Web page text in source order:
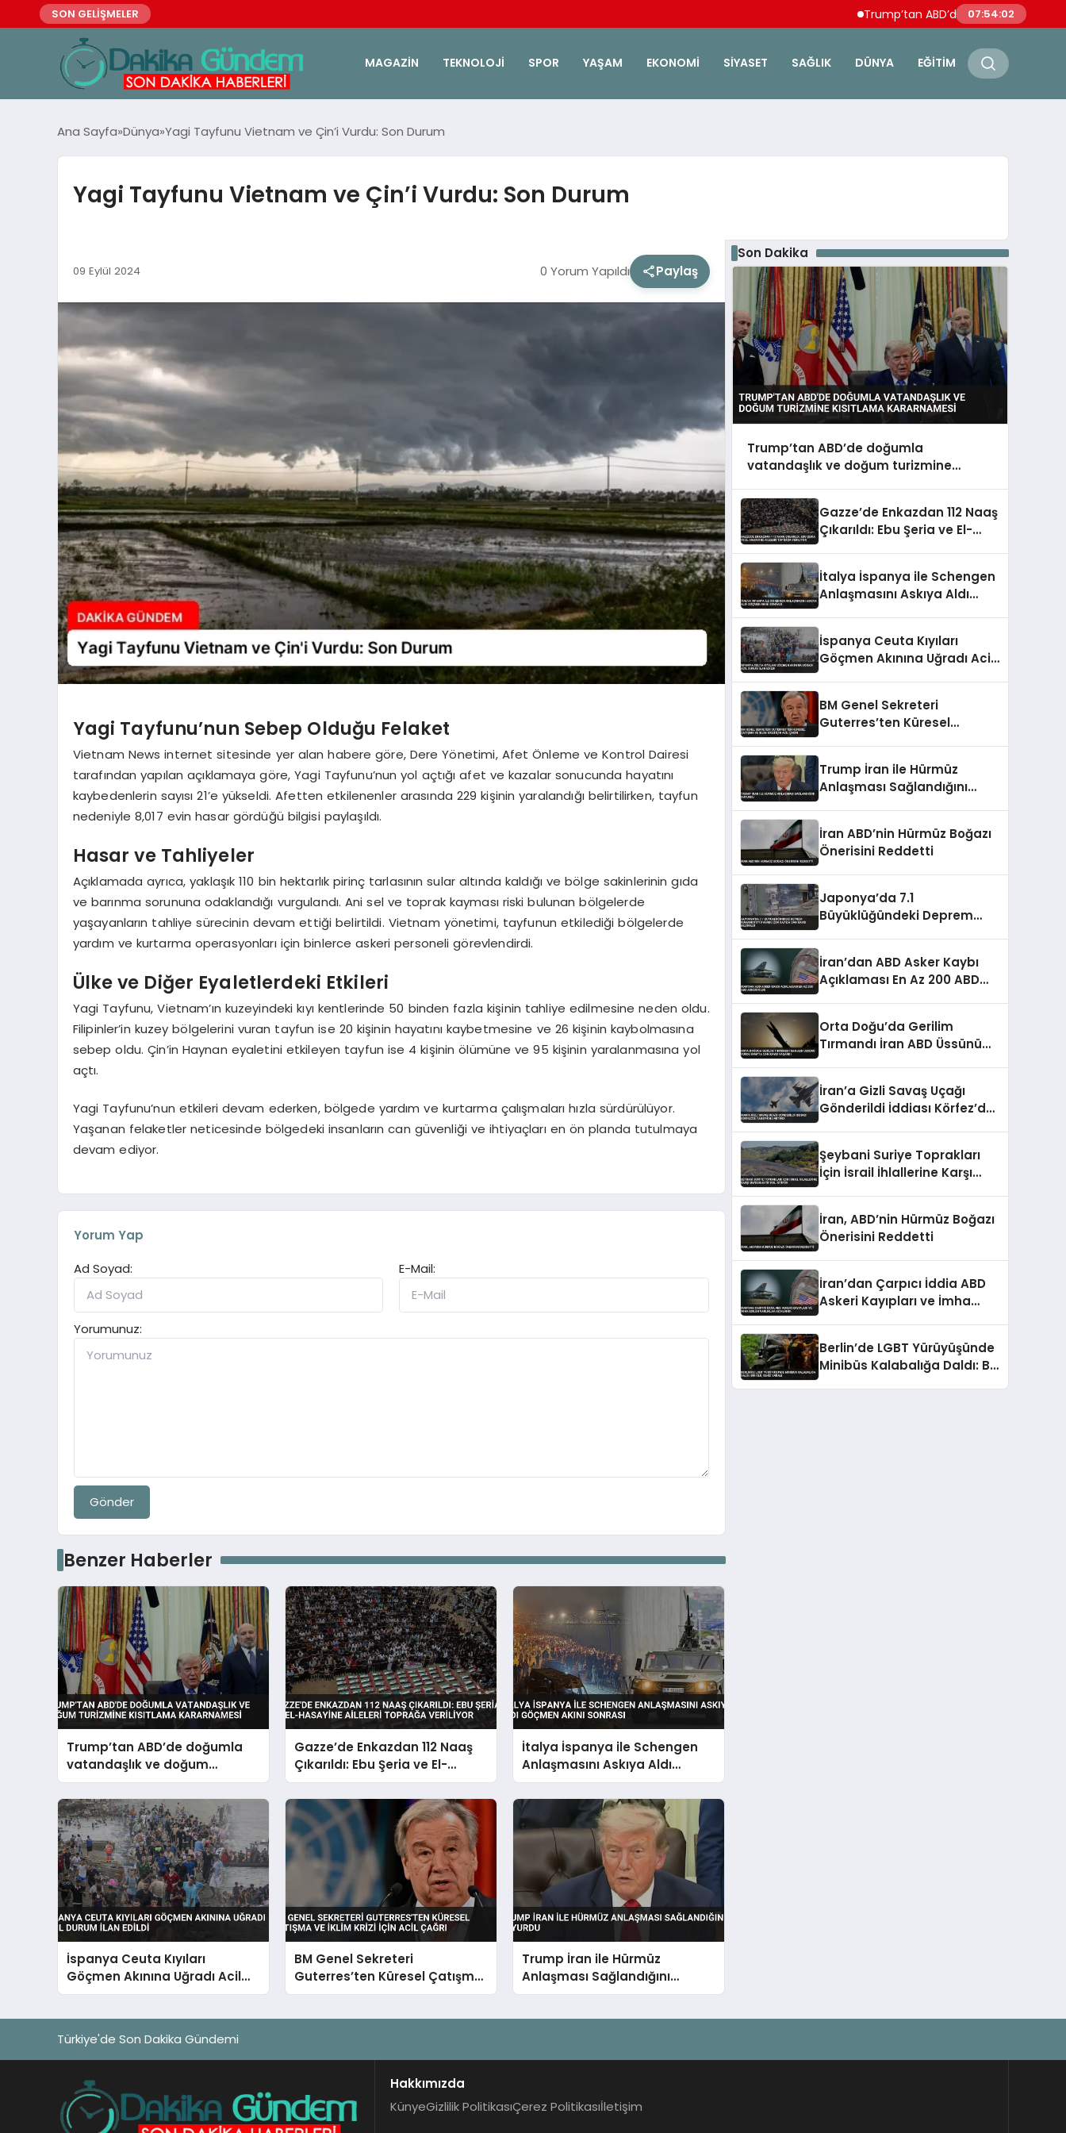
SON GELİŞMELER Trump’tan ABD’de doğumla vatandaşlık
07:54:03
MAGAZIN TEKNOLOJI SPOR YAŞAM EKONOMI SIYASET SAĞLIK DÜNYA EĞITIM
Ana Sayfa Dünya Yagi Tayfunu Vietnam ve Çin’i Vurdu: Son Durum
Yagi Tayfunu Vietnam ve Çin’i Vurdu: Son Durum
09 Eylül 2024 0 Yorum Yapıldı Paylaş
Yagi Tayfunu’nun Sebep Olduğu Felaket
Vietnam News internet sitesinde yer alan habere göre, Dere Yönetimi, Afet Önleme ve Kontrol Dairesi
tarafından yapılan açıklamaya göre, Yagi Tayfunu’nun yol açtığı afet ve kazalar sonucunda hayatını
kaybedenlerin sayısı 21’e yükseldi. Afetten etkilenenler arasında 229 kişinin yaralandığı belirtilirken, tayfun
nedeniyle 8,017 evin hasar gördüğü bilgisi paylaşıldı.
Hasar ve Tahliyeler
Açıklamada ayrıca, yaklaşık 110 bin hektarlık pirinç tarlasının sular altında kaldığı ve bölge sakinlerinin gıda
ve barınma sorununa odaklandığı vurgulandı. Ani sel ve toprak kayması riski bulunan bölgelerde
yaşayanların tahliye sürecinin devam ettiği belirtildi. Vietnam yönetimi, tayfunun etkilediği bölgelerde
yardım ve kurtarma operasyonları için binlerce askeri personeli görevlendirdi.
Ülke ve Diğer Eyaletlerdeki Etkileri
Yagi Tayfunu, Vietnam’ın kuzeyindeki kıyı kentlerinde 50 binden fazla kişinin tahliye edilmesine neden oldu.
Filipinler’in kuzey bölgelerini vuran tayfun ise 20 kişinin hayatını kaybetmesine ve 26 kişinin kaybolmasına
sebep oldu. Çin’in Haynan eyaletini etkileyen tayfun ise 4 kişinin ölümüne ve 95 kişinin yaralanmasına yol
açtı.
Yagi Tayfunu’nun etkileri devam ederken, bölgede yardım ve kurtarma çalışmaları hızla sürdürülüyor.
Yaşanan felaketler neticesinde bölgedeki insanların can güvenliği ve ihtiyaçları en ön planda tutulmaya
devam ediyor.
Yorum Yap
Ad Soyad:
E-Mail:
Yorumunuz:
Gönder
Benzer Haberler
Trump’tan ABD’de doğumla
vatandaşlık ve doğum
turizmine kısıtlama
kararnamesi
Gazze’de Enkazdan 112 Naaş
Çıkarıldı: Ebu Şeria ve El-
Hasayine Aileleri Toprağa
Veriliyor
İtalya İspanya ile Schengen
Anlaşmasını Askıya Aldı
Göçmen Akını Sonrası
İspanya Ceuta Kıyıları
Göçmen Akınına Uğradı Acil
Durum İlan Edildi
BM Genel Sekreteri
Guterres’ten Küresel Çatışma
ve İklim Krizi İçin Acil Çağrı
Trump İran ile Hürmüz
Anlaşması Sağlandığını
Duyurdu
Son Dakika
Trump’tan ABD’de doğumla
vatandaşlık ve doğum turizmine
Gazze’de Enkazdan 112 Naaş
Çıkarıldı: Ebu Şeria ve El-
İtalya İspanya ile Schengen
Anlaşmasını Askıya Aldı
İspanya Ceuta Kıyıları
Göçmen Akınına Uğradı Acil
BM Genel Sekreteri
Guterres’ten Küresel
Trump İran ile Hürmüz
Anlaşması Sağlandığını
İran ABD’nin Hürmüz Boğazı
Önerisini Reddetti
Japonya’da 7.1
Büyüklüğündeki Deprem
İran’dan ABD Asker Kaybı
Açıklaması En Az 200 ABD
Orta Doğu’da Gerilim
Tırmandı İran ABD Üssünü
İran’a Gizli Savaş Uçağı
Gönderildi İddiası Körfez’de
Şeybani Suriye Toprakları
İçin İsrail İhlallerine Karşı
İran, ABD’nin Hürmüz Boğazı
Önerisini Reddetti
İran’dan Çarpıcı İddia ABD
Askeri Kayıpları ve İmha
Berlin’de LGBT Yürüyüşünde
Minibüs Kalabalığa Daldı: Bir
Türkiye'de Son Dakika Gündemi
Hakkımızda
KünyeGizlilik PolitikasıÇerez Politikasıİletişim